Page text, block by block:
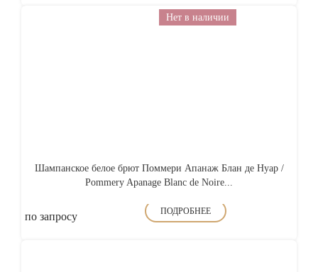
Нет в наличии
Шампанское белое брют Поммери Апанаж Блан де Нуар /
Pommery Apanage Blanc de Noire...
по запросу ПОДРОБНЕЕ